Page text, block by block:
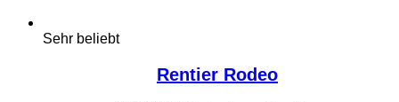
Sehr beliebt
Rentier Rodeo